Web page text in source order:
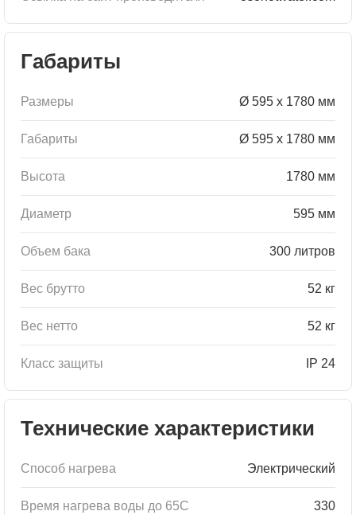
Габариты
Размеры Ø 595 x 1780 мм
Габариты Ø 595 x 1780 мм
Высота 1780 мм
Диаметр 595 мм
Объем бака 300 литров
Вес брутто 52 кг
Вес нетто 52 кг
Класс защиты IP 24
Технические характеристики
Способ нагрева Электрический
Время нагрева воды до 65С 330